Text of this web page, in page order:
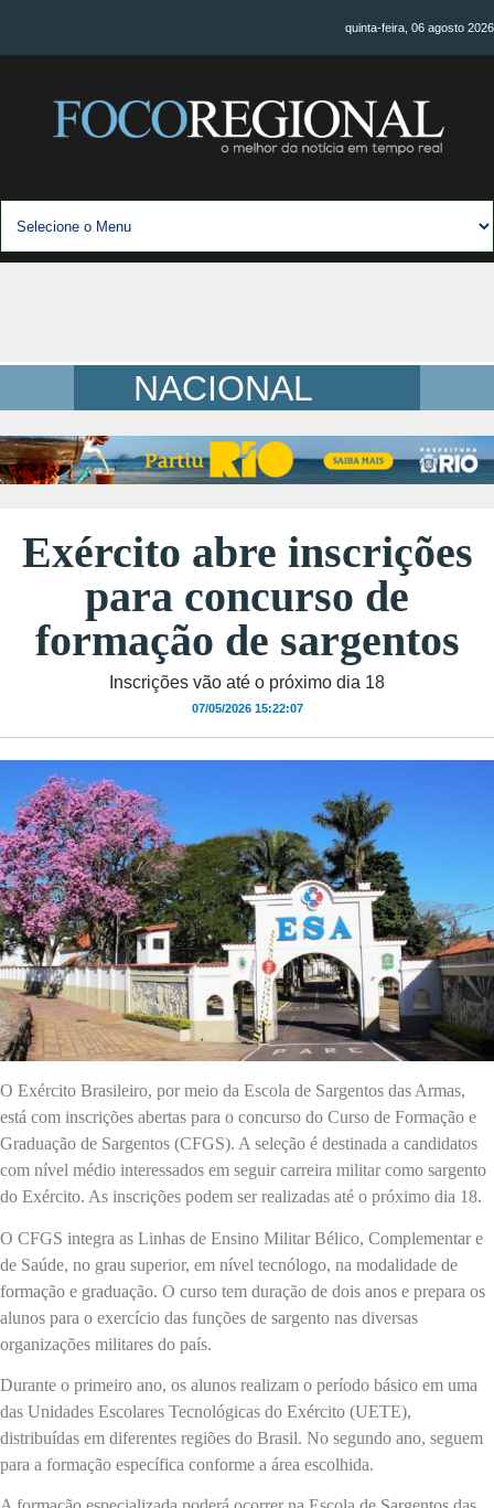
quinta-feira, 06 agosto 2026
NACIONAL
Exército abre inscrições
para concurso de
formação de sargentos
Inscrições vão até o próximo dia 18
07/05/2026 15:22:07
O Exército Brasileiro, por meio da Escola de Sargentos das Armas,
está com inscrições abertas para o concurso do Curso de Formação e
Graduação de Sargentos (CFGS). A seleção é destinada a candidatos
com nível médio interessados em seguir carreira militar como sargento
do Exército. As inscrições podem ser realizadas até o próximo dia 18.
O CFGS integra as Linhas de Ensino Militar Bélico, Complementar e
de Saúde, no grau superior, em nível tecnólogo, na modalidade de
formação e graduação. O curso tem duração de dois anos e prepara os
alunos para o exercício das funções de sargento nas diversas
organizações militares do país.
Durante o primeiro ano, os alunos realizam o período básico em uma
das Unidades Escolares Tecnológicas do Exército (UETE),
distribuídas em diferentes regiões do Brasil. No segundo ano, seguem
para a formação específica conforme a área escolhida.